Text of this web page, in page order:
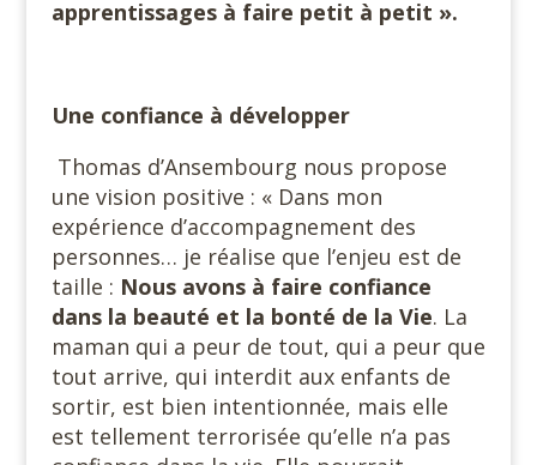
apprentissages à faire petit à petit ».
Une confiance à développer
Thomas d’Ansembourg nous propose
une vision positive : « Dans mon
expérience d’accompagnement des
personnes… je réalise que l’enjeu est de
taille : Nous avons à faire confiance
dans la beauté et la bonté de la Vie. La
maman qui a peur de tout, qui a peur que
tout arrive, qui interdit aux enfants de
sortir, est bien intentionnée, mais elle
est tellement terrorisée qu’elle n’a pas